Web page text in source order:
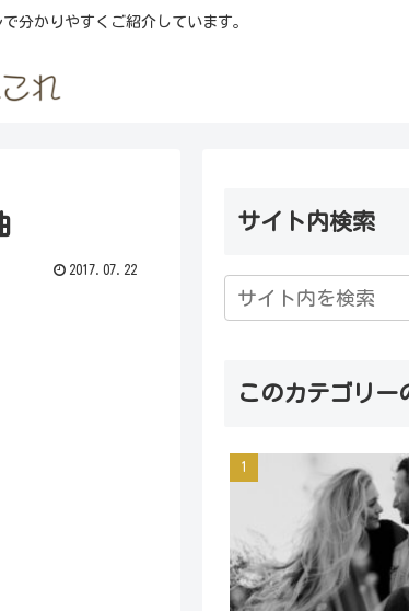
分かりやすくご紹介しています。
2017.07.22
サイト内検索
このカテゴリー